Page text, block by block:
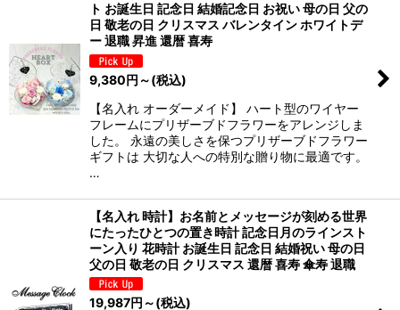
ト お誕生日 記念日 結婚記念日 お祝い 母の日 父の
日 敬老の日 クリスマス バレンタイン ホワイトデ
ー 退職 昇進 還暦 喜寿
9,380円 ～(税込)
【名入れ オーダーメイド】 ハート型のワイヤー
フレームにプリザーブドフラワーをアレンジしま
した。 永遠の美しさを保つプリザーブドフラワー
ギフトは 大切な人への特別な贈り物に最適です。
…
【名入れ 時計】お名前とメッセージが刻める世界
にたったひとつの置き時計 記念日月のラインスト
ーン入り 花時計 お誕生日 記念日 結婚祝い 母の日
父の日 敬老の日 クリスマス 還暦 喜寿 傘寿 退職
19,987円 ～(税込)